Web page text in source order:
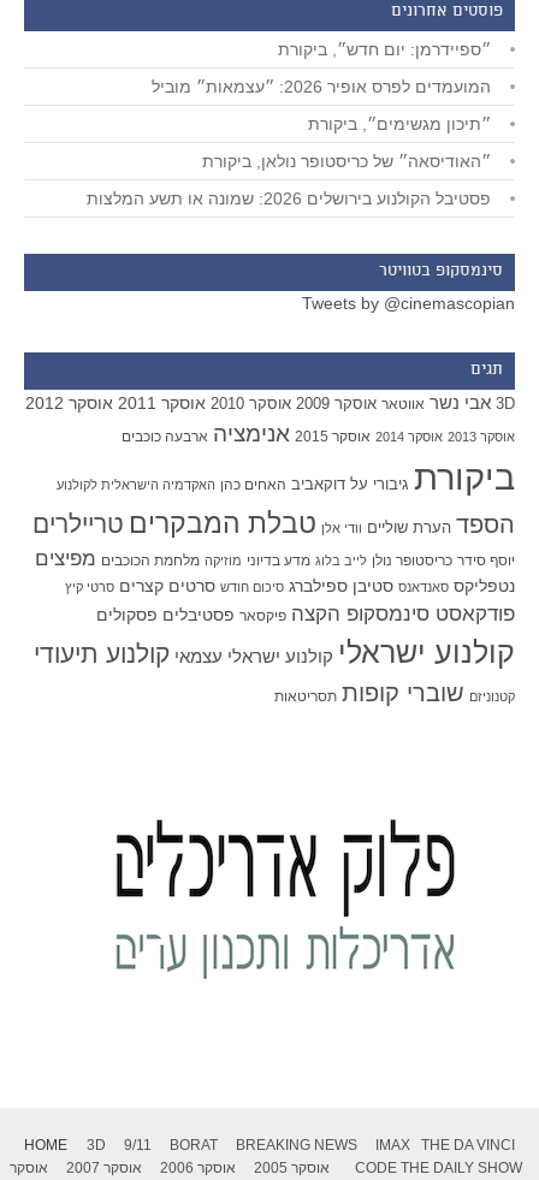
פוסטים אחרונים
״ספיידרמן: יום חדש״, ביקורת
המועמדים לפרס אופיר 2026: ״עצמאות״ מוביל
״תיכון מגשימים״, ביקורת
״האודיסאה״ של כריסטופר נולאן, ביקורת
פסטיבל הקולנוע בירושלים 2026: שמונה או תשע המלצות
סינמסקופ בטוויטר
Tweets by @cinemascopian
תגים
3D אבי נשר אווטאר אוסקר 2009 אוסקר 2010 אוסקר 2011 אוסקר 2012
אוסקר 2013 אוסקר 2014 אוסקר 2015 אנימציה ארבעה כוכבים
ביקורת גיבורי על דוקאביב האחים כהן האקדמיה הישראלית לקולנוע
הספד הערת שוליים וודי אלן טבלת המבקרים טריילרים
יוסף סידר כריסטופר נולן לייב בלוג מדע בדיוני מוזיקה מלחמת הכוכבים מפיצים
נטפליקס סאנדאנס סטיבן ספילברג סיכום חודש סרטים קצרים סרטי קיץ
פודקאסט סינמסקופ הקצה פיקסאר פסטיבלים פסקולים
קולנוע ישראלי קולנוע ישראלי עצמאי קולנוע תיעודי
קטנוניזם שוברי קופות תסריטאות
HOME 3D 9/11 BORAT BREAKING NEWS IMAX
THE DA VINCI
CODE THE DAILY SHOW אוסקר 2005 אוסקר 2006 אוסקר 2007 אוסקר